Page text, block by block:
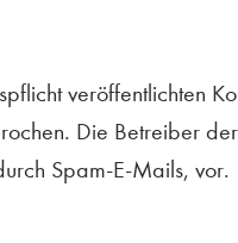
veröffentlichten
Die Betreiber
Spam-E-Mails, vor.